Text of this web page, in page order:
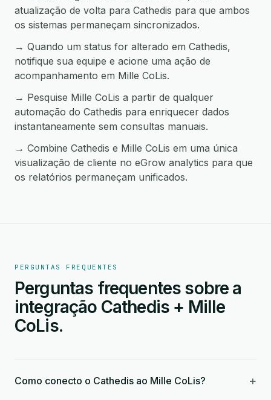
atualização de volta para Cathedis para que ambos
os sistemas permaneçam sincronizados.
→ Quando um status for alterado em Cathedis,
notifique sua equipe e acione uma ação de
acompanhamento em Mille CoLis.
→ Pesquise Mille CoLis a partir de qualquer
automação do Cathedis para enriquecer dados
instantaneamente sem consultas manuais.
→ Combine Cathedis e Mille CoLis em uma única
visualização de cliente no eGrow analytics para que
os relatórios permaneçam unificados.
PERGUNTAS FREQUENTES
Perguntas frequentes sobre a
integração Cathedis + Mille
CoLis.
Como conecto o Cathedis ao Mille CoLis? +